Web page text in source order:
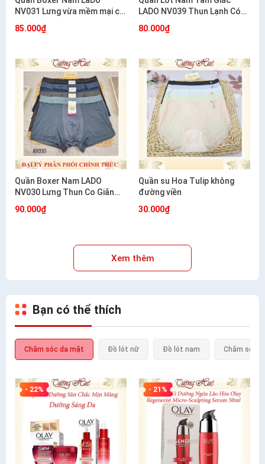
NV031 Lưng vừa mềm mại co
85.000₫
LADO NV039 Thun Lạnh Có
Mẻ
80.000₫
Quần Boxer Nam LADO
NV030 Lưng Thun Co Giãn
90.000₫
Quần su Hoa Tulip không
đường viền
30.000₫
Xem thêm
Bạn có thể thích
Chăm sóc da mặt Đồ lót nữ Đồ lót nam Chăm sóc
- 22% - 21%